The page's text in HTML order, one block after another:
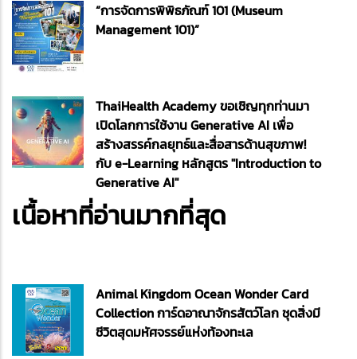
“การจัดการพิพิธภัณฑ์ 101 (Museum
Management 101)”
ThaiHealth Academy ขอเชิญทุกท่านมา
เปิดโลกการใช้งาน Generative AI เพื่อ
สร้างสรรค์กลยุทธ์และสื่อสารด้านสุขภาพ!
กับ e-Learning หลักสูตร "Introduction to
Generative AI"
เนื้อหาที่อ่านมากที่สุด
Animal Kingdom Ocean Wonder Card
Collection การ์ดอาณาจักรสัตว์โลก ชุดสิ่งมี
ชีวิตสุดมหัศจรรย์แห่งท้องทะเล